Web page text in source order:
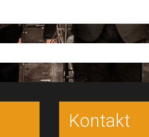
Kontakt